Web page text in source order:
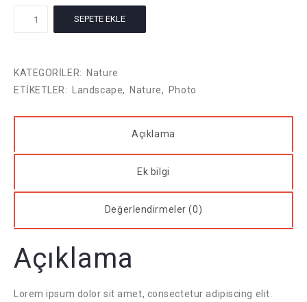
SEPETE EKLE
KATEGORILER:
Nature
ETIKETLER:
Landscape, Nature, Photo
Açıklama
Ek bilgi
Değerlendirmeler (0)
Açıklama
Lorem ipsum dolor sit amet, consectetur adipiscing elit.